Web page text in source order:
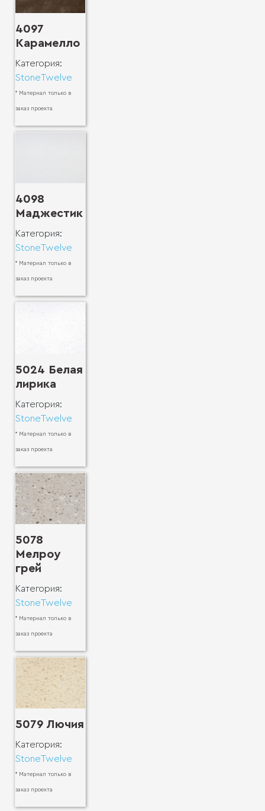
4097
Карамелло
Категория:
StoneTwelve
* Материал только в
заказ проекта
4098
Маджестик
Категория:
StoneTwelve
* Материал только в
заказ проекта
5024 Белая
лирика
Категория:
StoneTwelve
* Материал только в
заказ проекта
5078
Мелроу
грей
Категория:
StoneTwelve
* Материал только в
заказ проекта
5079 Лючия
Категория:
StoneTwelve
* Материал только в
заказ проекта